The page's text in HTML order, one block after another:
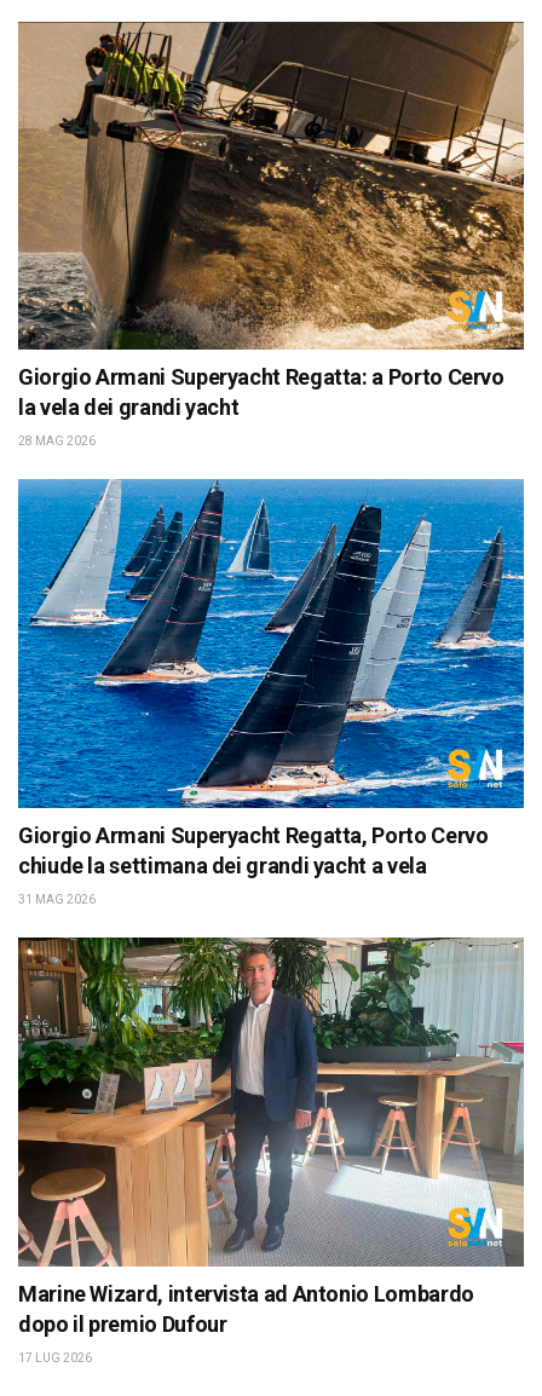
Giorgio Armani Superyacht Regatta: a Porto Cervo
la vela dei grandi yacht
28 MAG 2026
Giorgio Armani Superyacht Regatta, Porto Cervo
chiude la settimana dei grandi yacht a vela
31 MAG 2026
Marine Wizard, intervista ad Antonio Lombardo
dopo il premio Dufour
17 LUG 2026